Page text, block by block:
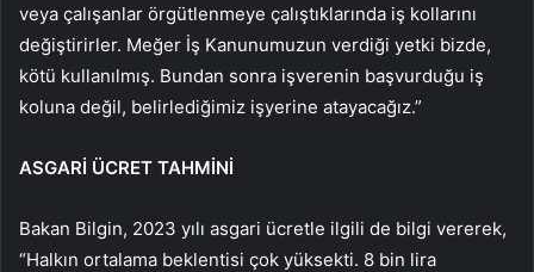
veya çalışanlar örgütlenmeye çalıştıklarında iş kollarını
değiştirirler. Meğer İş Kanunumuzun verdiği yetki bizde,
kötü kullanılmış. Bundan sonra işverenin başvurduğu iş
koluna değil, belirlediğimiz işyerine atayacağız.”
ASGARİ ÜCRET TAHMİNİ
Bakan Bilgin, 2023 yılı asgari ücretle ilgili de bilgi vererek,
“Halkın ortalama beklentisi çok yüksekti. 8 bin lira